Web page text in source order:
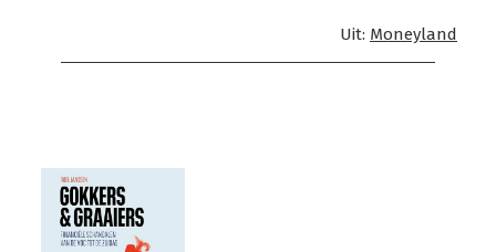
Uit: Moneyland